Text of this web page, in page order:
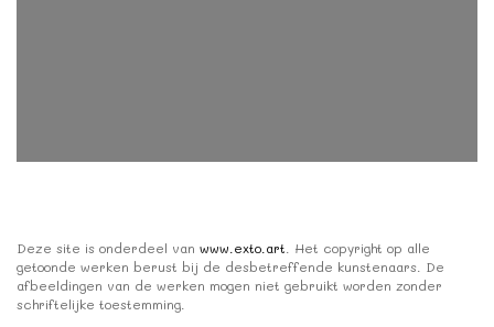
Deze site is onderdeel van www.exto.art . Het copyright op alle
getoonde werken berust bij de desbetreffende kunstenaars. De
afbeeldingen van de werken mogen niet gebruikt worden zonder
schriftelijke toestemming.